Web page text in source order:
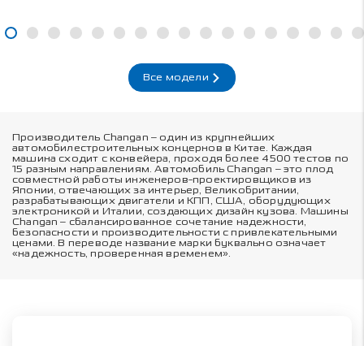
Все модели
Производитель Changan – один из крупнейших
автомобилестроительных концернов в Китае. Каждая
машина сходит с конвейера, проходя более 4500 тестов по
15 разным направлениям. Автомобиль Changan – это плод
совместной работы инженеров-проектировщиков из
Японии, отвечающих за интерьер, Великобритании,
разрабатывающих двигатели и КПП, США, оборудующих
электроникой и Италии, создающих дизайн кузова. Машины
Changan – сбалансированное сочетание надежности,
безопасности и производительности с привлекательными
ценами. В переводе название марки буквально означает
«надежность, проверенная временем».